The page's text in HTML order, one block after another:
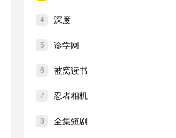
4 深度
5 诊学网
6 被窝读书
7 忍者相机
8 全集短剧